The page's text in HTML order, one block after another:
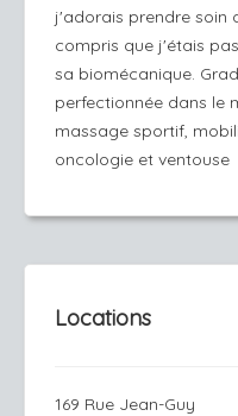
j'adorais prendre soin
compris que j'étais
sa biomécanique.
perfectionnée dans le
massage sportif,
oncologie et ventouse
Locations
169 Rue Jean-Guy